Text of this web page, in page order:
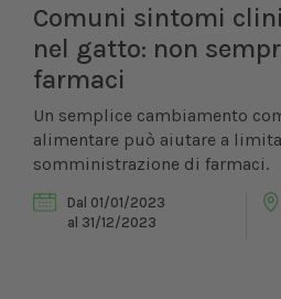
Comuni sintomi
nel gatto: non
farmaci
Un semplice cambiamento
alimentare può aiutare a
somministrazione di farmaci.
Dal 01/01/2023
al 31/12/2023